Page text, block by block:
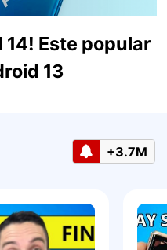
14! Este popular
13
+3.7M